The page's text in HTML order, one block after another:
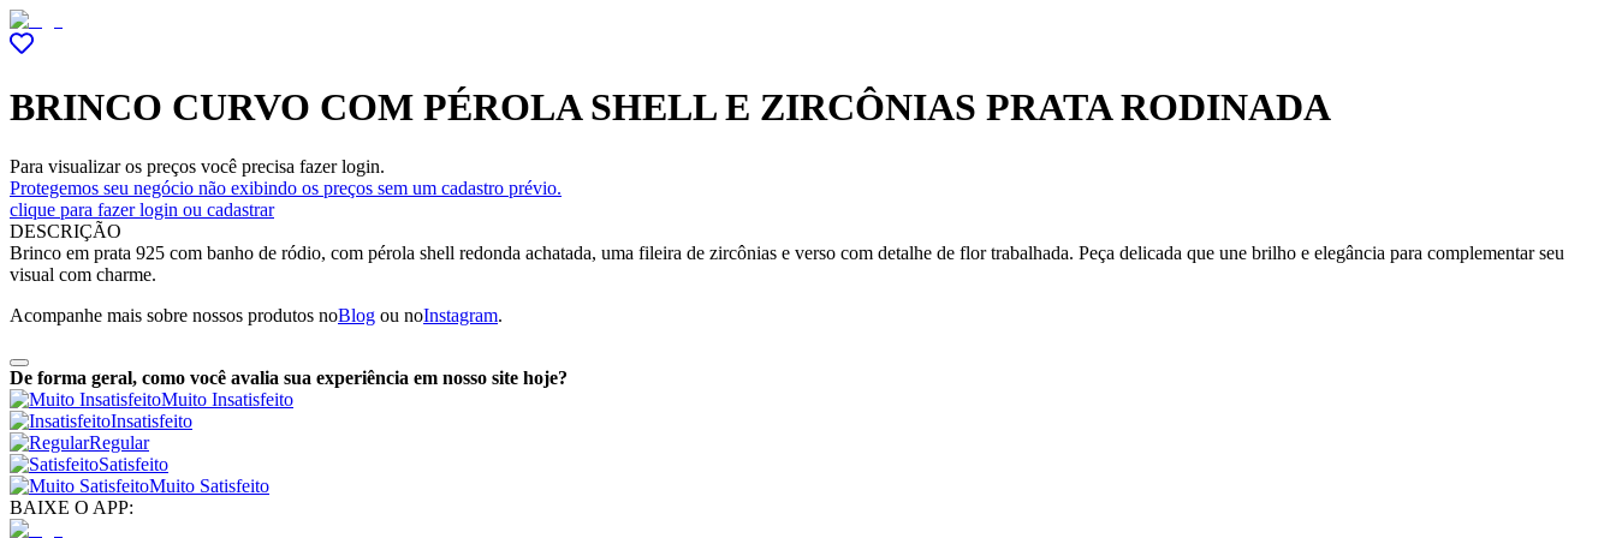
BRINCO CURVO COM PÉROLA SHELL E ZIRCÔNIAS PRATA RODINADA
Para visualizar os preços você precisa fazer login.
Protegemos seu negócio não exibindo os preços sem um cadastro prévio.
clique para fazer login ou cadastrar
DESCRIÇÃO
Brinco em prata 925 com banho de ródio, com pérola shell redonda achatada, uma fileira de zircônias e verso com detalhe de flor trabalhada. Peça delicada que une brilho e elegância para complementar seu
visual com charme.
Acompanhe mais sobre nossos produtos noBlog ou noInstagram.
De forma geral, como você avalia sua experiência em nosso site hoje?
Muito Insatisfeito
Insatisfeito
Regular
Satisfeito
Muito Satisfeito
BAIXE O APP: